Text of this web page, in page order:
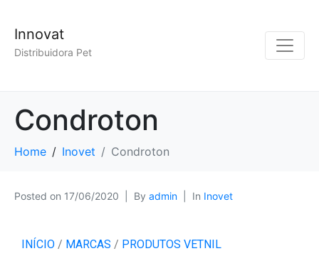
Innovat
Distribuidora Pet
Condroton
Home Inovet Condroton
Posted on 17/06/2020 By admin In Inovet
INÍCIO / MARCAS / PRODUTOS VETNIL